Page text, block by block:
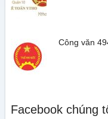
Công văn
Facebook chúng